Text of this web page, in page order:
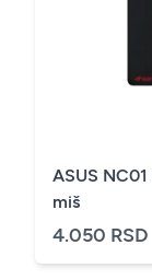
ASUS
miš
4.050 RSD